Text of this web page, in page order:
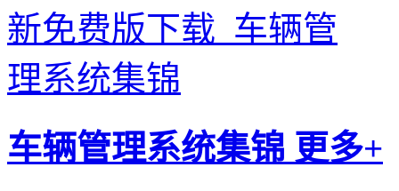
车辆管理系统集锦 更多+